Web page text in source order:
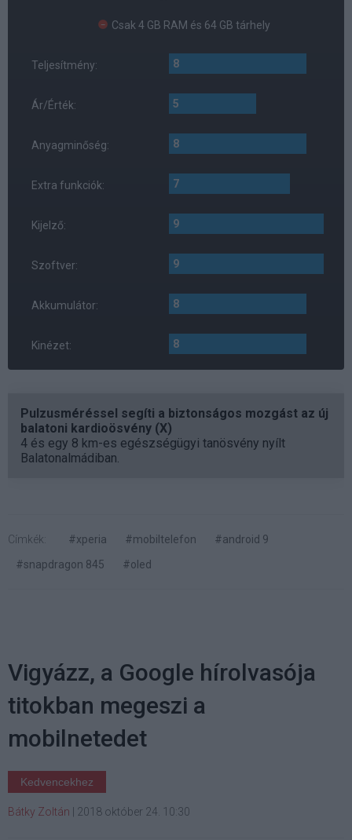
Csak 4 GB RAM és 64 GB tárhely
Teljesítmény: 8
Ár/Érték: 5
Anyagminőség: 8
Extra funkciók: 7
Kijelző: 9
Szoftver: 9
Akkumulátor: 8
Kinézet: 8
Pulzusméréssel segíti a biztonságos mozgást az új
balatoni kardioösvény (X)
4 és egy 8 km-es egészségügyi tanösvény nyílt
Balatonalmádiban.
Címkék: #xperia #mobiltelefon
#android 9
#snapdragon 845
#oled
Vigyázz, a Google hírolvasója
titokban megeszi a
mobilnetedet
Kedvencekhez
Bátky Zoltán 2018 október 24. 10:30